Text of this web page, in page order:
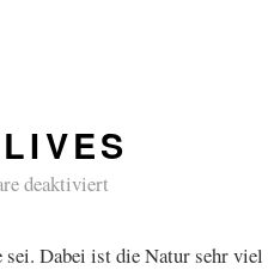
deaktiviert
sei. Dabei ist die Natur sehr